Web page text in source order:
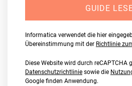
GUIDE
Informatica verwendet die hier
Übereinstimmung mit der Richtlinie
Diese Website wird durch reCAPTCHA
Datenschutzrichtlinie sowie die
Google finden Anwendung.